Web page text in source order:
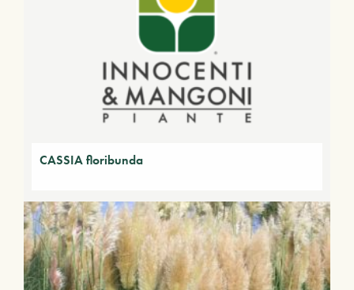
CASSIA floribunda